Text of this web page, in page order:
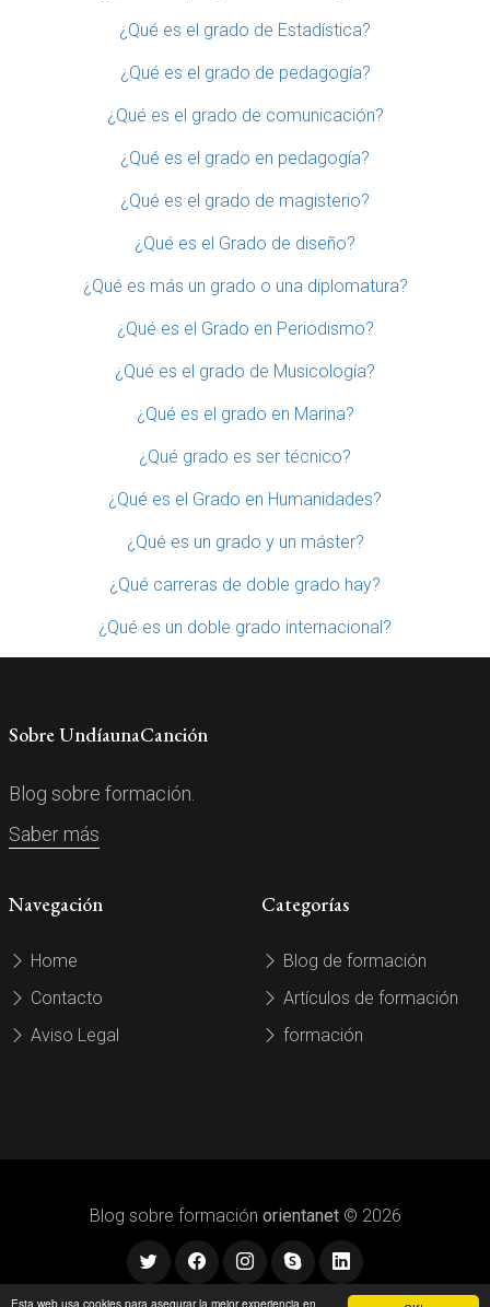
Esta web usa cookies para asegurar la mejor experiencia en
¿Qué es el grado de Estadística?
¿Qué es el grado de pedagogía?
¿Qué es el grado de comunicación?
¿Qué es el grado en pedagogía?
¿Qué es el grado de magisterio?
¿Qué es el Grado de diseño?
¿Qué es más un grado o una diplomatura?
¿Qué es el Grado en Periodismo?
¿Qué es el grado de Musicología?
¿Qué es el grado en Marina?
¿Qué grado es ser técnico?
¿Qué es el Grado en Humanidades?
¿Qué es un grado y un máster?
¿Qué carreras de doble grado hay?
¿Qué es un doble grado internacional?
Sobre UndíaunaCanción
Blog sobre formación.
Saber más
Navegación
Home
Contacto
Aviso Legal
Categorías
Blog de formación
Artículos de formación
formación
Blog sobre formación orientanet© 2026